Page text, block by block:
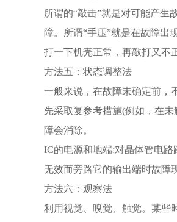
所谓的“敲击”就是对可能产生
障。所谓“手压”就是在故障出
打一下机壳正常，再敲打又不
方法五：状态调整法
一般来说，在故障未确定前，
先采取复参考措施(例如，在
障会消除。
IC的电源和地端;对晶体管电
无效而旁路它的输出端时故障
方法六：观察法
利用视觉、嗅觉、触觉。某些